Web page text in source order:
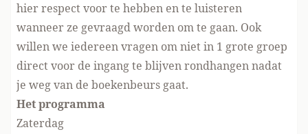
hier respect voor te hebben en te luisteren
wanneer ze gevraagd worden om te gaan. Ook
willen we iedereen vragen om niet in 1 grote groep
direct voor de ingang te blijven rondhangen nadat
je weg van de boekenbeurs gaat.
Het programma
Zaterdag